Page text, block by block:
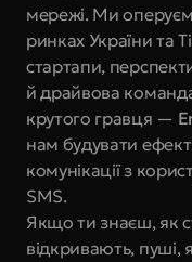
мережі. Ми
ринках України та
стартапи,
й драйвова
крутого гравця —
нам будувати
комунікації з
SMS.
Якщо ти знаєш, як
відкривають, пуші,